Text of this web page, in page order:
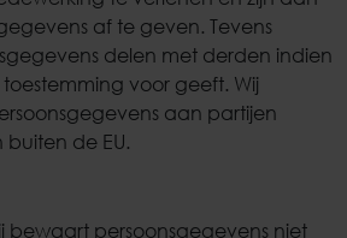
af te geven. Tevens
delen met derden indien
toestemming voor geeft. Wij
aan partijen
buiten de EU.
bewaart persoonsgegevens niet